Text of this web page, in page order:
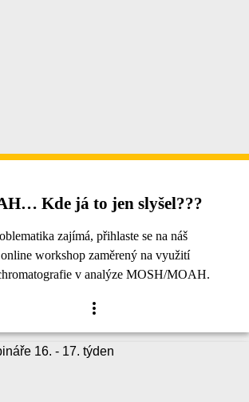
Kde já to jen slyšel???
zajímá, přihlaste se na náš
workshop zaměrený na využití
v analýze MOSH/MOAH.